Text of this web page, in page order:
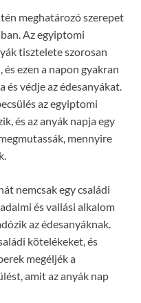
meghatározó szerepet
Az egyiptomi
tisztelete szorosan
ezen a napon gyakran
és védje az édesanyákat.
az egyiptomi
és az anyák napja egy
mennyire
nemcsak egy családi
és vallási alkalom
az édesanyáknak.
kötelékeket, és
megéljék a
amit az anyák nap